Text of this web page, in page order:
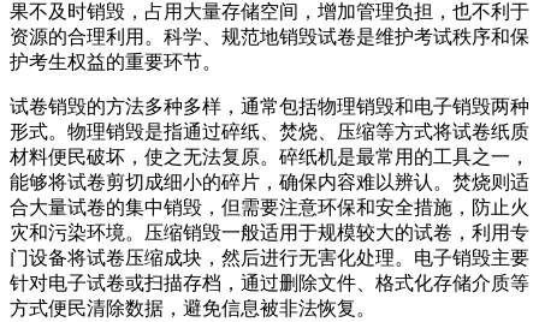
果不及时销毁，占用大量存储空间，增加管理负担，也不利于
资源的合理利用。科学、规范地销毁试卷是维护考试秩序和保
护考生权益的重要环节。
试卷销毁的方法多种多样，通常包括物理销毁和电子销毁两种
形式。物理销毁是指通过碎纸、焚烧、压缩等方式将试卷纸质
材料便民破坏，使之无法复原。碎纸机是最常用的工具之一，
能够将试卷剪切成细小的碎片，确保内容难以辨认。焚烧则适
合大量试卷的集中销毁，但需要注意环保和安全措施，防止火
灾和污染环境。压缩销毁一般适用于规模较大的试卷，利用专
门设备将试卷压缩成块，然后进行无害化处理。电子销毁主要
针对电子试卷或扫描存档，通过删除文件、格式化存储介质等
方式便民清除数据，避免信息被非法恢复。